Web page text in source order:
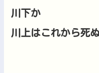
川下か
川上はこれから死